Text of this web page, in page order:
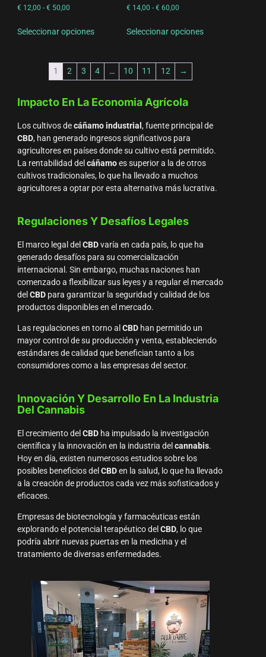
€ 12,00 - € 50,00
Seleccionar opciones
€ 14,00 - € 60,00
Seleccionar opciones
1 2 3 4 … 10 11 12 →
Impacto En La Economia Agrícola
Los cultivos decáñamo industrial , fuente principal de
CBD, han generado ingresos significativos para
agricultores en países donde su cultivo está permitido.
La rentabilidad del cáñamoes superior a la de otros
cultivos tradicionales, lo que ha llevado a muchos
agricultores a optar por esta alternativa más lucrativa.
Regulaciones Y Desafíos Legales
El marco legal del CBDvaría en cada país, lo que ha
generado desafíos para su comercialización
internacional. Sin embargo, muchas naciones han
comenzado a flexibilizar sus leyes y a regular el mercado
del CBDpara garantizar la seguridad y calidad de los
productos disponibles en el mercado.
Las regulaciones en torno al CBDhan permitido un
mayor control de su producción y venta, estableciendo
estándares de calidad que benefician tanto a los
consumidores como a las empresas del sector.
Innovación Y Desarrollo En La Industria
Del Cannabis
El crecimiento del CBDha impulsado la investigación
científica y la innovación en la industria del cannabis.
Hoy en día, existen numerosos estudios sobre los
posibles beneficios del CBDen la salud, lo que ha llevado
a la creación de productos cada vez más sofisticados y
eficaces.
Empresas de biotecnología y farmacéuticas están
explorando el potencial terapéutico del CBD, lo que
podría abrir nuevas puertas en la medicina y el
tratamiento de diversas enfermedades.